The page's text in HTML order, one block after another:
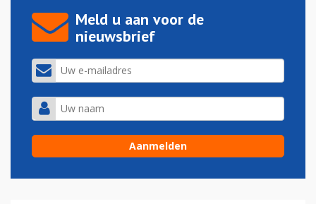
Meld u aan voor de
nieuwsbrief